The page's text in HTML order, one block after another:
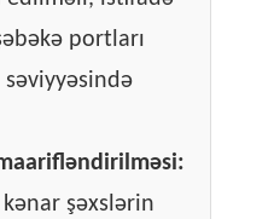
portları
şəxslərin